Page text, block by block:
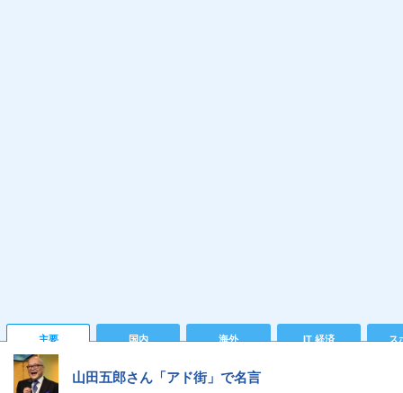
主要 国内 海外 IT 経済 ス
山田五郎さん「アド街」で名言